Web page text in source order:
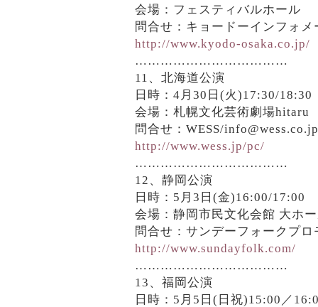
会場：フェスティバルホール
問合せ：キョードーインフォ
http://www.kyodo-osaka.co.jp/
………………………………
11、北海道公演
日時：4月30日(火)17:30/18:30
会場：札幌文化芸術劇場hitaru
問合せ：WESS/info@wess.co.jp
http://www.wess.jp/pc/
………………………………
12、静岡公演
日時：5月3日(金)16:00/17:00
会場：静岡市民文化会館 大ホ
問合せ：サンデーフォークプ
http://www.sundayfolk.com/
………………………………
13、福岡公演
日時：5月5日(日祝)15:00／